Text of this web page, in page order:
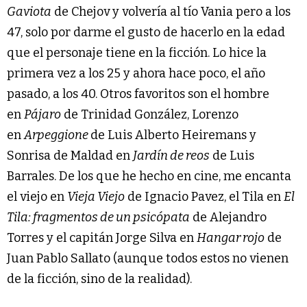
Gaviota de Chejov y volvería al tío Vania pero a los
47, solo por darme el gusto de hacerlo en la edad
que el personaje tiene en la ficción. Lo hice la
primera vez a los 25 y ahora hace poco, el año
pasado, a los 40. Otros favoritos son el hombre
enPájaro de Trinidad González, Lorenzo
enArpeggionede Luis Alberto Heiremans y
Sonrisa de Maldad en Jardín de reos de Luis
Barrales. De los que he hecho en cine, me encanta
el viejo en Vieja Viejo de Ignacio Pavez, el Tila enEl
Tila: fragmentos de un psicópata de Alejandro
Torres y el capitán Jorge Silva enHangar rojo de
Juan Pablo Sallato (aunque todos estos no vienen
de la ficción, sino de la realidad).